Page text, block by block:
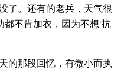
了。还有的老兵，天气很
不肯加衣，因为不想‘抗
那段回忆，有微小而执